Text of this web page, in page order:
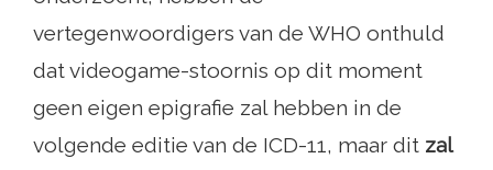
vertegenwoordigers van de WHO onthuld
dat videogame-stoornis op dit moment
geen eigen epigrafie zal hebben in de
volgende editie van de ICD-11, maar dit zal